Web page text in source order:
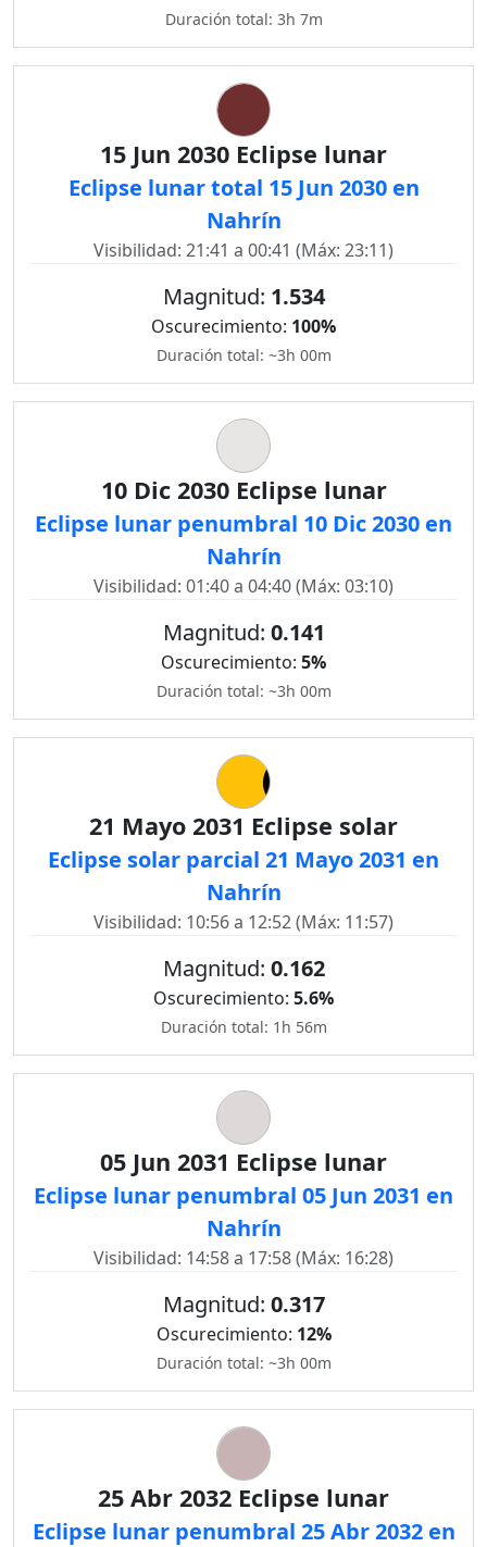
Duración total: 3h 7m
15 Jun 2030 Eclipse lunar
Eclipse lunar total 15 Jun 2030 en
Nahrín
Visibilidad: 21:41 a 00:41 (Máx: 23:11)
Magnitud: 1.534
Oscurecimiento: 100%
Duración total: ~3h 00m
10 Dic 2030 Eclipse lunar
Eclipse lunar penumbral 10 Dic 2030 en
Nahrín
Visibilidad: 01:40 a 04:40 (Máx: 03:10)
Magnitud: 0.141
Oscurecimiento: 5%
Duración total: ~3h 00m
21 Mayo 2031 Eclipse solar
Eclipse solar parcial 21 Mayo 2031 en
Nahrín
Visibilidad: 10:56 a 12:52 (Máx: 11:57)
Magnitud: 0.162
Oscurecimiento: 5.6%
Duración total: 1h 56m
05 Jun 2031 Eclipse lunar
Eclipse lunar penumbral 05 Jun 2031 en
Nahrín
Visibilidad: 14:58 a 17:58 (Máx: 16:28)
Magnitud: 0.317
Oscurecimiento: 12%
Duración total: ~3h 00m
25 Abr 2032 Eclipse lunar
Eclipse lunar penumbral 25 Abr 2032 en